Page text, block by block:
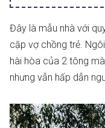
Đây là mẫu nhà với
cặp vợ chồng trẻ.
hài hòa của 2 tông
nhưng vẫn hấp dẫn